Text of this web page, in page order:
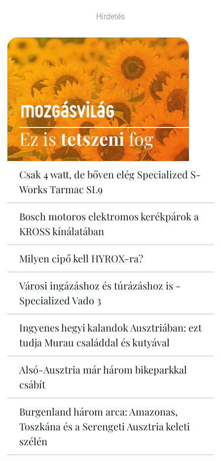
Hirdetés
Ez istetszenifog
Csak 4 watt, de bőven elég Specialized S-
Works Tarmac SL9
Bosch motoros elektromos kerékpárok a
KROSS kínálatában
Milyen cipő kell HYROX-ra?
Városi ingázáshoz és túrázáshoz is -
Specialized Vado 3
Ingyenes hegyi kalandok Ausztriában: ezt
tudja Murau családdal és kutyával
Alsó-Ausztria már három bikeparkkal
csábít
Burgenland három arca: Amazonas,
Toszkána és a Serengeti Ausztria keleti
szélén